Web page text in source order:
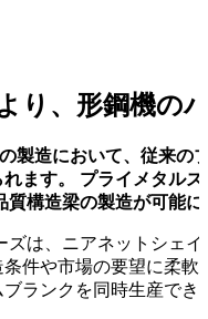
り、形鋼機の
製造において、従来
ます。 プライメタル
構造梁の製造が可能
は、ニアネットシェ
件や市場の要望に柔
ランクを同時生産でき